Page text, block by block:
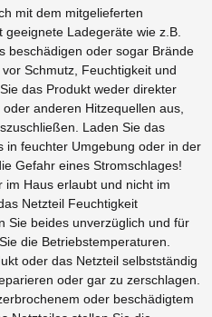
mit dem mitgelieferten
geeignete Ladegeräte wie z.B.
beschädigen oder sogar Brände
Schmutz, Feuchtigkeit und
das Produkt weder direkter
anderen Hitzequellen aus,
Laden Sie das
in feuchter Umgebung oder in der
Gefahr eines Stromschlages!
im Haus erlaubt und nicht im
Netzteil Feuchtigkeit
Sie beides unverzüglich und für
die Betriebstemperaturen.
oder das Netzteil selbstständig
oder gar zu zerschlagen.
oder beschädigtem